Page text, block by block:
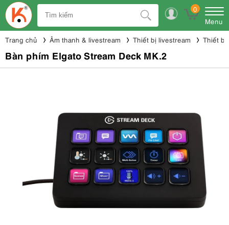
0
Menu
Trang chủ Âm thanh & livestream Thiết bị livestream Thiết bị
Bàn phím Elgato Stream Deck MK.2